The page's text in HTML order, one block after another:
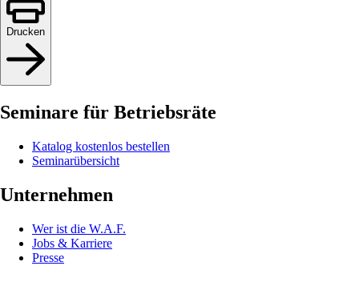
Drucken
Seminare für Betriebsräte
Katalog kostenlos bestellen
Seminarübersicht
Unternehmen
Wer ist die W.A.F.
Jobs & Karriere
Presse